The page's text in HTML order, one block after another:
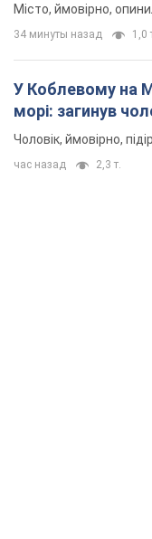
Місто, ймовірно,
34 минуты назад 1,0
У Коблевому на
морі: загинув
Чоловік, ймовірно,
час назад 2,3 т.